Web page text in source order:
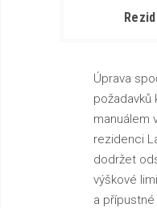
Úprava
požadavků
manuálem
rezidenci
dodržet
výškové
a